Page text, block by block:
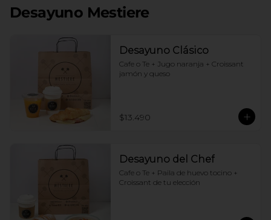
Desayuno Mestiere
Desayuno Clásico
Cafe o Te + Jugo naranja + Croissant
jamón y queso
$13.490
Desayuno del Chef
Cafe o Te + Paila de huevo tocino +
Croissant de tu elección